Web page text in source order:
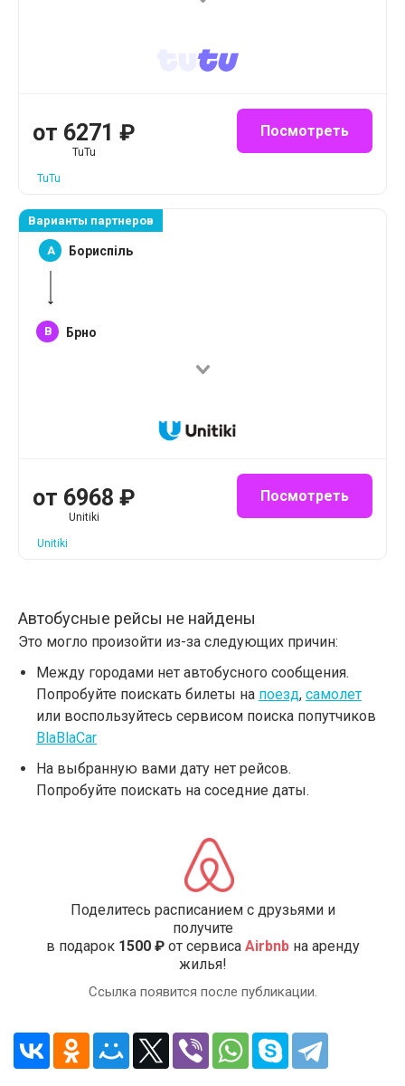
от 6271 ₽
TuTu
Посмотреть
TuTu
Варианты партнеров
A Бориспіль
B Брно
от 6968 ₽
Unitiki
Посмотреть
Unitiki
Автобусные рейсы не найдены
Это могло произойти из-за следующих причин:
Между городами нет автобусного сообщения.
Попробуйте поискать билеты на поезд, самолет
или воспользуйтесь сервисом поиска попутчиков
BlaBlaCar
На выбранную вами дату нет рейсов.
Попробуйте поискать на соседние даты.
Поделитесь расписанием с друзьями и
получите
в подарок 1500 ₽от сервиса Airbnbна аренду
жилья!
Ссылка появится после публикации.